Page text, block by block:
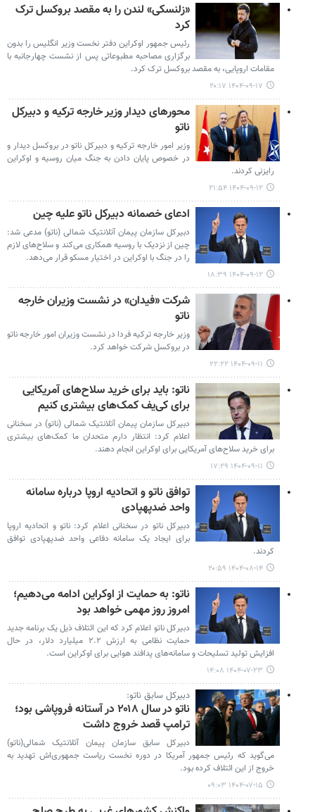
«زلنسکی» لندن را به مقصد بروکسل ترک
کرد
رئیس جمهور اوکراین دفتر نخست وزیر انگلیس را بدون
برگزاری مصاحبه مطبوعاتی پس از نشست چهارجانبه با
مقامات اروپایی، به مقصد بروکسل ترک کرد.
۱۴۰۴-۰۹-۱۷ ۲۰:۱۷
محورهای دیدار وزیر خارجه ترکیه و دبیرکل
ناتو
وزیر امور خارجه ترکیه و دبیرکل ناتو در بروکسل دیدار و
در خصوص پایان دادن به جنگ میان روسیه و اوکراین
رایزنی کردند.
۱۴۰۴-۰۹-۱۲ ۲۱:۵۴
ادعای خصمانه دبیرکل ناتو علیه چین
دبیرکل سازمان پیمان آتلانتیک شمالی (ناتو) مدعی شد:
چین از نزدیک با روسیه همکاری می‌کند و سلاح‌های لازم
را در جنگ با اوکراین در اختیار مسکو قرار می‌دهد.
۱۴۰۴-۰۹-۱۲ ۱۸:۳۹
شرکت «فیدان» در نشست وزیران خارجه
ناتو
وزیر خارجه ترکیه فردا در نشست وزیران امور خارجه ناتو
در بروکسل شرکت خواهد کرد.
۱۴۰۴-۰۹-۱۱ ۲۲:۲۲
ناتو: باید برای خرید سلاح‌های آمریکایی
برای کی‌یف کمک‌های بیشتری کنیم
دبیرکل سازمان پیمان آتلانتیک شمالی (ناتو) در سخنانی
اعلام کرد: انتظار دارم متحدان ما کمک‌های بیشتری
برای خرید سلاح‌های آمریکایی برای اوکراین انجام دهند.
۱۴۰۴-۰۹-۱۱ ۱۷:۲۹
توافق ناتو و اتحادیه اروپا درباره سامانه
واحد ضدپهپادی
دبیرکل ناتو در سخنانی اعلام کرد: ناتو و اتحادیه اروپا
برای ایجاد یک سامانه دفاعی واحد ضدپهپادی توافق
کردند.
۱۴۰۴-۰۸-۱۴ ۲۰:۵۹
ناتو: به حمایت از اوکراین ادامه می‌دهیم؛
امروز روز مهمی خواهد بود
دبیرکل ناتو اعلام کرد که این ائتلاف ذیل یک برنامه جدید
حمایت نظامی به ارزش ۲.۲ میلیارد دلار، در حال
افزایش تولید تسلیحات و سامانه‌های پدافند هوایی برای اوکراین است.
۱۴۰۴-۰۷-۲۳ ۱۴:۰۸
دبیرکل سابق ناتو:
ناتو در سال ۲۰۱۸ در آستانه فروپاشی بود؛
ترامپ قصد خروج داشت
دبیرکل سابق سازمان پیمان آتلانتیک شمالی(ناتو)
می‌گوید که رئیس جمهور آمریکا در دوره نخست ریاست جمهوری‌اش تهدید به
خروج از این ائتلاف کرده بود.
۱۴۰۴-۰۷-۱۵ ۰۹:۰۳